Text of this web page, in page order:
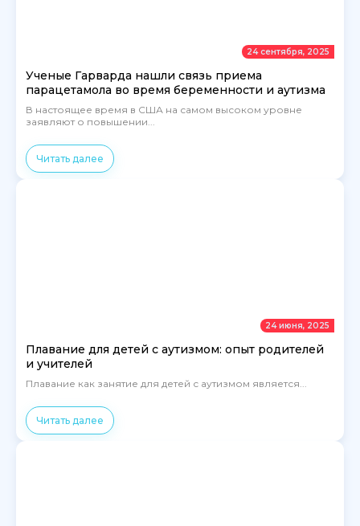
24 сентября, 2025
Ученые Гарварда нашли связь приема
парацетамола во время беременности и аутизма
В настоящее время в США на самом высоком уровне
заявляют о повышении...
Читать далее
24 июня, 2025
Плавание для детей с аутизмом: опыт родителей
и учителей
Плавание как занятие для детей с аутизмом является...
Читать далее